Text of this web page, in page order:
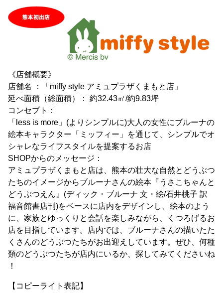
《店舗概要》
店舗名 ：「miffy style アミュプラザくまもと店」
延べ面積（総面積）： 約32.43㎡/約9.83坪
コンセプト：
「less is more」(よりシンプルに)大人の女性にブルーナの
絵本キャラクター「ミッフィー」を通じて、シンプルでオ
シャレなライフスタイルを提案するお店
SHOPからのメッセージ：
アミュプラザくまもと店は、熊本の壮大な自然とどうぶつ
たちのイメージからブルーナさんの絵本『うさこちゃんと
どうぶつえん』(ディック・ブルーナ 文・絵/石井桃子 訳
福音館書店刊)をベースに店内をデザインし、絵本のよう
に、家族とゆっくりと会話を楽しみながら、くつろげるお
店を目指しています。店内では、ブルーナさんの描いたた
くさんのどうぶつたちがお出迎えしています。ぜひ、何種
類のどうぶつたちが店内にいるか、探してみてくださいね
！
【コピーライト表記】